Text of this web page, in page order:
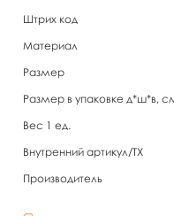
Штрих код
Материал
Размер
Размер в упаковке д*ш*в,
Вес 1 ед.
Внутренний артикул/TX
Производитель